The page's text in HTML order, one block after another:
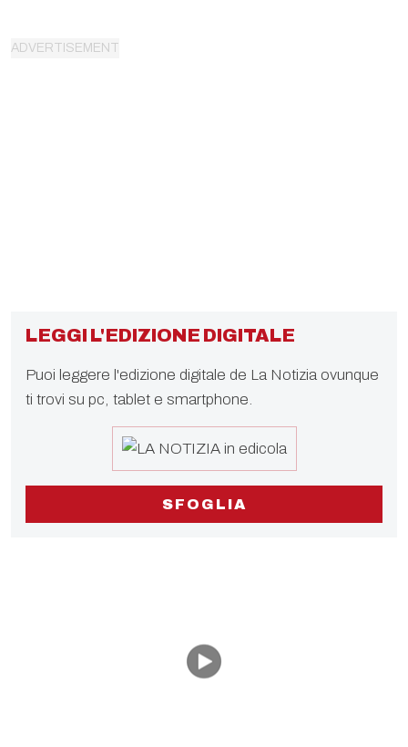
LEGGI L'EDIZIONE DIGITALE
Puoi leggere l'edizione digitale de La Notizia ovunque
ti trovi su pc, tablet e smartphone.
SFOGLIA